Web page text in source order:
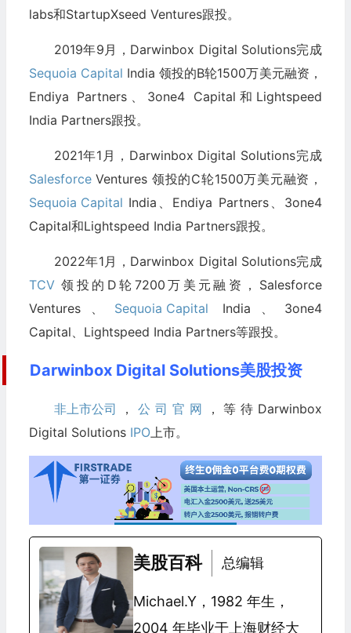
labs和StartupXseed Ventures跟投。
2019年9月，Darwinbox Digital Solutions完成
Sequoia Capital India 领投的B轮1500万美元融资，
Endiya Partners、3one4 Capital和Lightspeed
India Partners跟投。
2021年1月，Darwinbox Digital Solutions完成
SalesforceVentures 领投的C轮1500万美元融资，
Sequoia Capital India、Endiya Partners、3one4
Capital和Lightspeed India Partners跟投。
2022年1月，Darwinbox Digital Solutions完成
TCV领投的D轮7200万美元融资，Salesforce
Ventures、 Sequoia Capital India、3one4
Capital、Lightspeed India Partners等跟投。
Darwinbox Digital Solutions美股投资
非上市公司 ，公司官网
，等待Darwinbox
Digital Solutions IPO上市。
美股百科 总编辑
Michael.Y，1982 年生，
2004 年毕业于上海财经大